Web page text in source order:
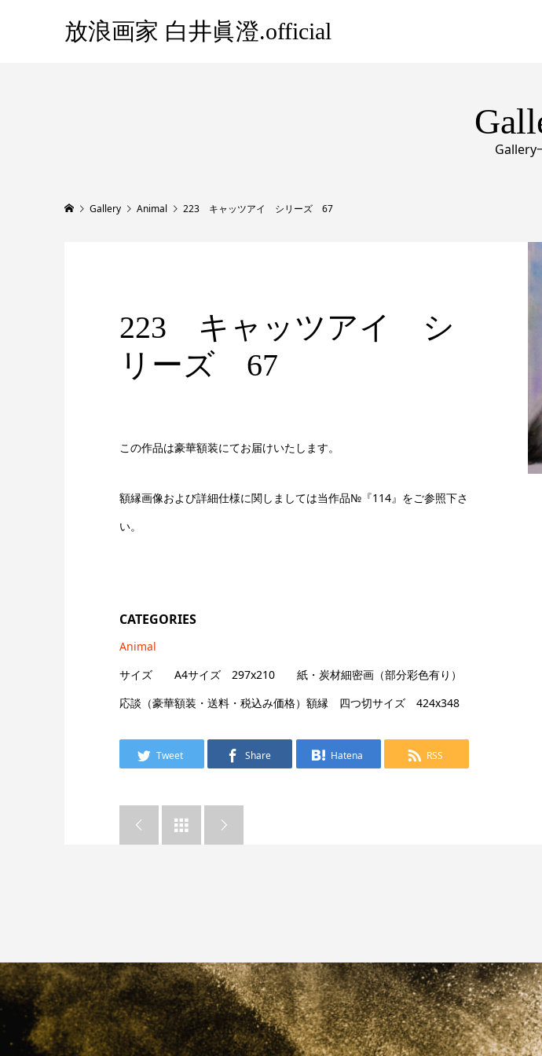
放浪画家 白井眞澄.official
Gallery
Gallery Animal 223 キャッツアイ シリーズ 67
223 キャッツアイ シ
リーズ 67
この作品は豪華額装にてお届けいたします。
額縁画像および詳細仕様に関しましては当作品№『114』をご参照下さ
い。
CATEGORIES
Animal
サイズ A4サイズ 297x210 紙・炭材細密画（部分彩色有り）
応談（豪華額装・送料・税込み価格）額縁 四つ切サイズ 424x348
Tweet Share Hatena RSS
  